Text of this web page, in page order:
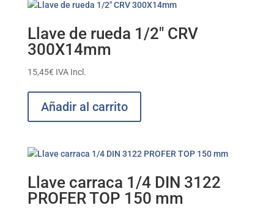
Llave de rueda 1/2″ CRV
300X14mm
15,45€ IVA Incl.
Añadir al carrito
Llave carraca 1/4 DIN 3122
PROFER TOP 150 mm